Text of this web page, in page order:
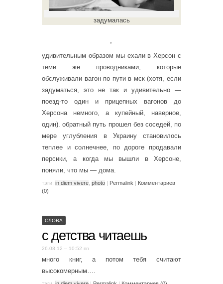
задумалась
。
удивительным образом мы ехали в Херсон с
теми же проводниками, которые
обслуживали вагон по пути в мск (хотя, если
задуматься, это не так и удивительно —
поезд-то один и прицепных вагонов до
Херсона немного, а купейный, наверное,
один). обратный путь прошел без соседей, по
мере углубления в Украину становилось
теплее и солнечнее, по дороге продавали
персики, а когда мы вышли в Херсоне,
поняли, что мы — дома.
тэги: in diem vivere photo | Permalink | Комментариев
(0)
СЛОВА
с детства читаешь
26.08.12 – 10:52 пп
много книг, а потом тебя считают
высокомерным….